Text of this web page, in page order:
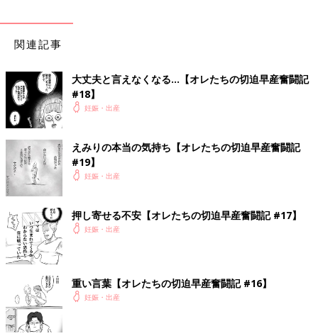
関連記事
大丈夫と言えなくなる…【オレたちの切迫早産奮闘記
#18】
妊娠・出産
えみりの本当の気持ち【オレたちの切迫早産奮闘記
#19】
妊娠・出産
押し寄せる不安【オレたちの切迫早産奮闘記 #17】
妊娠・出産
重い言葉【オレたちの切迫早産奮闘記 #16】
妊娠・出産